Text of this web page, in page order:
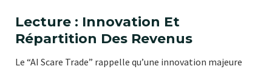
Lecture : Innovation Et
Répartition Des Revenus
Le “AI Scare Trade” rappelle qu’une innovation majeure